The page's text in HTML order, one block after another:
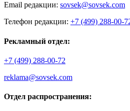
Email редакции: sovsek@sovsek.com
Телефон редакции: +7 (499) 288-00-
Рекламный отдел:
+7 (499) 288-00-72
reklama@sovsek.com
Отдел распространения: